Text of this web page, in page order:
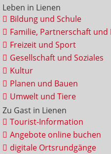
Leben in Lienen
Bildung und Schule
Familie, Partnerschaft und
Freizeit und Sport
Gesellschaft und Soziales
Kultur
Planen und Bauen
Umwelt und Tiere
Zu Gast in Lienen
Tourist-Information
Angebote online buchen
digitale Ortsrundgänge